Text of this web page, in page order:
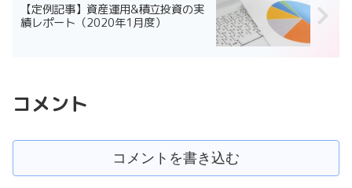
【定例記事】資産運用&積立投資の実
績レポート（2020年1月度）
コメント
コメントを書き込む